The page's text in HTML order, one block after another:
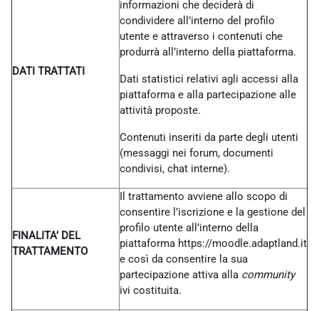
DATI TRATTATI
informazioni che deciderà di
condividere all’interno del profilo
utente e attraverso i contenuti che
produrrà all’interno della piattaforma.
Dati statistici relativi agli accessi alla
piattaforma e alla partecipazione alle
attività proposte.
Contenuti inseriti da parte degli utenti
(messaggi nei forum, documenti
condivisi, chat interne).
FINALITA’ DEL
TRATTAMENTO
Il trattamento avviene allo scopo di
consentire l’iscrizione e la gestione del
profilo utente all’interno della
piattaforma https://moodle.adaptland.it
e così da consentire la sua
partecipazione attiva alla community
ivi costituita.